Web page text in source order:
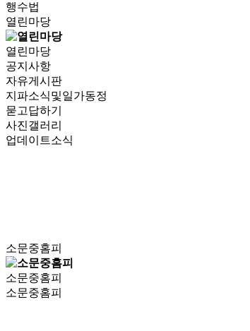
행수법
열린마당
열린마당
공지사항
자유게시판
지파소식및일가동정
묻고답하기
사진갤러리
업데이트소식
소문중홈피
소문중홈피
소문중홈피